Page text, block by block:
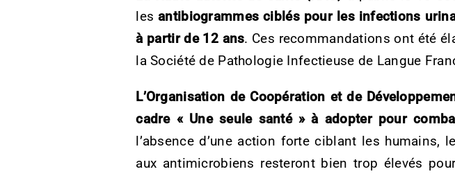
lesantibiogrammes ciblés pour les infections
à partir de 12 ans. Ces recommandations ont été
la Société de Pathologie Infectieuse de Langue
L’Organisation de Coopération et de
cadre « Une seule santé » à adopter pour
l’absence d’une action forte ciblant les humains,
aux antimicrobiens resteront bien trop élevés